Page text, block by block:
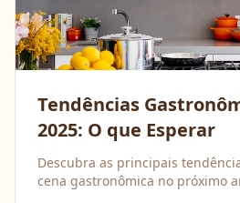
Tendências
2025: O que Esperar
Descubra as principais
cena gastronômica no próximo